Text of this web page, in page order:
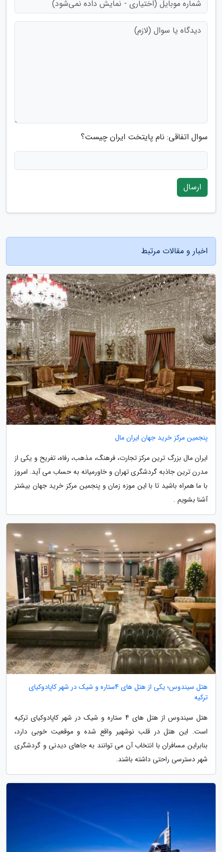
سوال اتفاقی: نام پایتخت ایران چیست؟
ارسال
اخبار و مقالات مرتبط
پنجمین مرکز خرید جهان ایران مال
ایران مال بزرگ ترین مرکز تجارت، فرهنگ، مذهب، رفاه، تفریح و یکی از
مدرن ترین جاذبه گردشگری تهران و خاورمیانه به حساب می آید. امروز
با ما همراه باشید تا با این موزه زمان و پنجمین مرکز خرید جهان بیشتر
آشنا بشویم .
هتل سیندوس؛ یکی از هتل های 4ستاره و شیک در شهر کاپادوکیای
ترکیه
هتل سیندوس از هتل های 4 ستاره و شیک در شهر کاپادوکیای ترکیه
است. این هتل در قلب نوشهیر واقع شده و موقعیت خوبی دارد،
بنابراین مسافران با انتخاب آن می توانند به جاهای دیدنی و گردشگری
شهر دسترسی راحتی داشته باشند.